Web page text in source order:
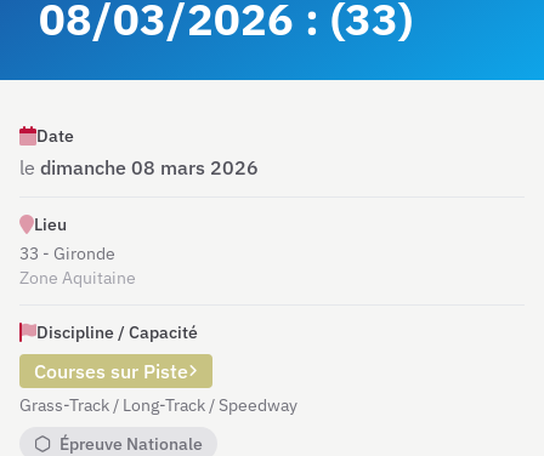
08/03/2026 : (33)
Date
le dimanche 08 mars 2026
Lieu
33 - Gironde
Zone Aquitaine
Discipline / Capacité
Courses sur Piste
Grass-Track / Long-Track / Speedway
Épreuve Nationale